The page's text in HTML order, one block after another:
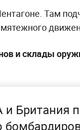
Там
и склады
Британия